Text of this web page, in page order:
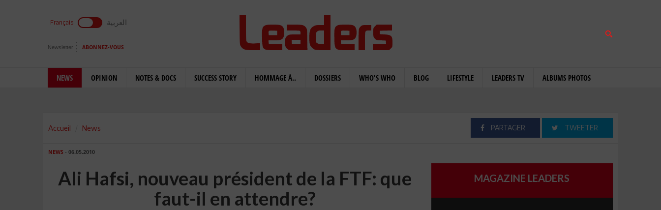
Français العربية
Newsletter ABONNEZ-VOUS
NEWS OPINION NOTES & DOCS SUCCESS STORY HOMMAGE À.. DOSSIERS WHO'S WHO BLOG LIFESTYLE LEADERS TV ALBUMS PHOTOS
Accueil News PARTAGER TWEETER
NEWS - 06.05.2010
Ali Hafsi, nouveau président de la FTF: que
faut-il en attendre?
MAGAZINE LEADERS